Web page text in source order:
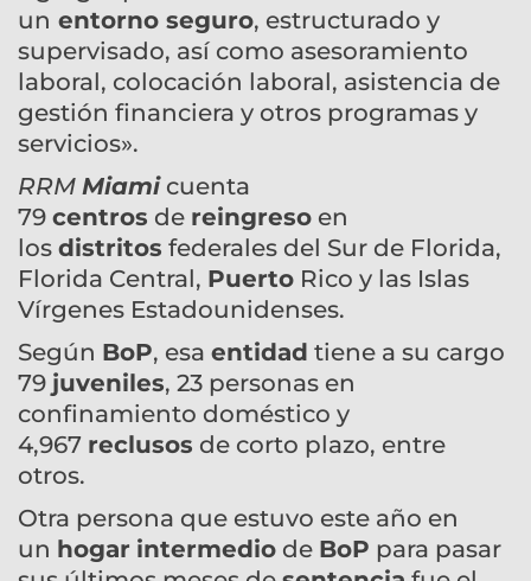
un entorno seguro, estructurado y
supervisado, así como asesoramiento
laboral, colocación laboral, asistencia de
gestión financiera y otros programas y
servicios».
RRM Miamicuenta
79 centros de reingreso en
los distritos federales del Sur de Florida,
Florida Central, Puerto Rico y las Islas
Vírgenes Estadounidenses.
Según BoP, esa entidad tiene a su cargo
79 juveniles, 23 personas en
confinamiento doméstico y
4,967 reclusos de corto plazo, entre
otros.
Otra persona que estuvo este año en
un hogar intermedio de BoP para pasar